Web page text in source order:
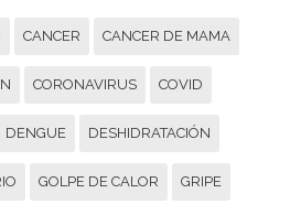
CANCER CANCER DE MAMA
CORONAVIRUS COVID
DENGUE DESHIDRATACIÓN
GOLPE DE CALOR GRIPE